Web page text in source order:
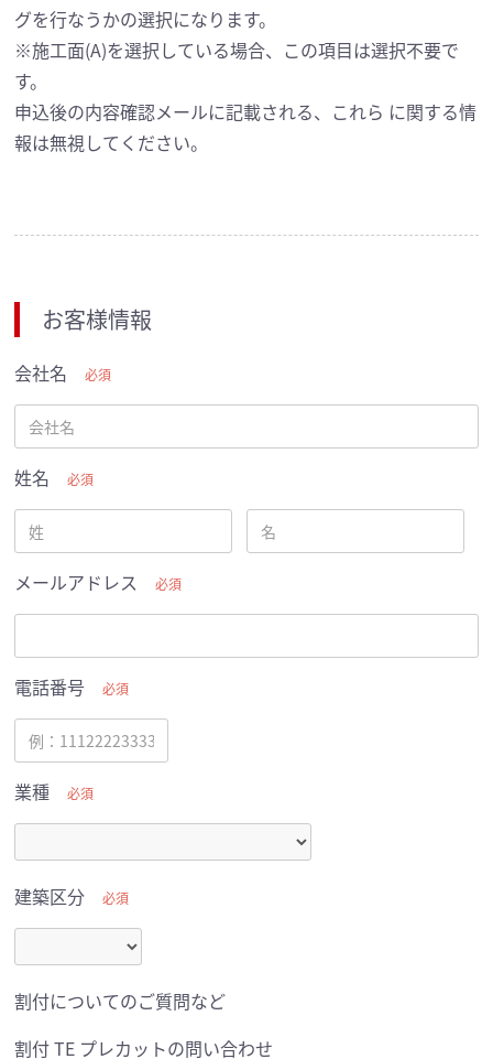
グを行なうかの選択になります。
※施工面(A)を選択している場合、この項目は選択不要で
す。
申込後の内容確認メールに記載される、これら に関する情
報は無視してください。
お客様情報
会社名 必須
姓名 必須
メールアドレス 必須
電話番号 必須
業種 必須
建築区分 必須
割付についてのご質問など
割付 TE プレカットの問い合わせ